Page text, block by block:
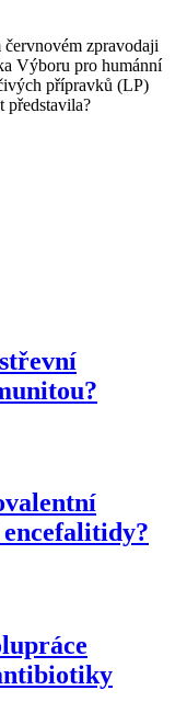
zpravodaji
Výboru pro humánní
přípravků (LP)
představila?